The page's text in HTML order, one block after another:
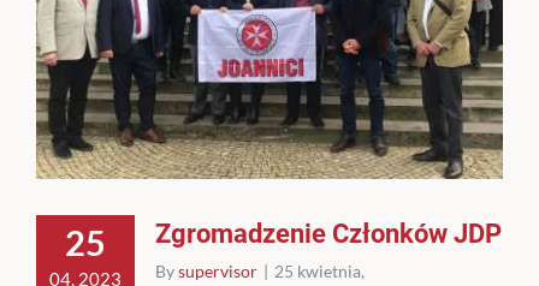
25
04, 2023
Zgromadzenie Członków JDP
Bysupervisor | 25 kwietnia,